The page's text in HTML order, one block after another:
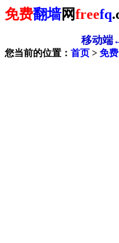
免费翻墙网freefq
移动端
您当前的位置： 首页 > 免